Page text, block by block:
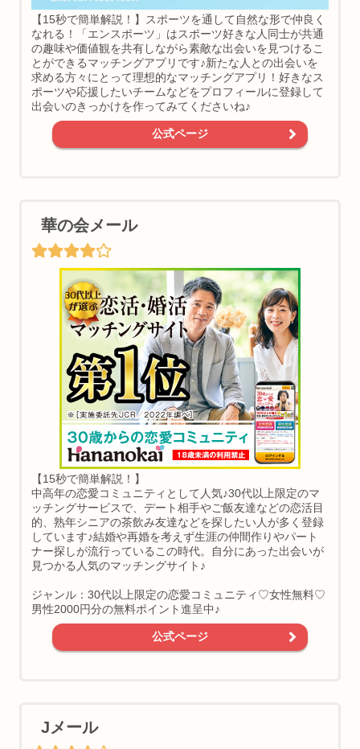
【15秒で簡単解説！】スポーツを通して自然な形で仲良く
なれる！「エンスポーツ」はスポーツ好きな人同士が共通
の趣味や価値観を共有しながら素敵な出会いを見つけるこ
とができるマッチングアプリです♪新たな人との出会いを
求める方々にとって理想的なマッチングアプリ！好きなス
ポーツや応援したいチームなどをプロフィールに登録して
出会いのきっかけを作ってみてくださいね♪
公式ページ
華の会メール
【15秒で簡単解説！】
中高年の恋愛コミュニティとして人気♪30代以上限定のマ
ッチングサービスで、デート相手やご飯友達などの恋活目
的、熟年シニアの茶飲み友達などを探したい人が多く登録
しています♪結婚や再婚を考えず生涯の仲間作りやパート
ナー探しが流行っているこの時代。自分にあった出会いが
見つかる人気のマッチングサイト♪
ジャンル：30代以上限定の恋愛コミュニティ♡女性無料♡
男性2000円分の無料ポイント進呈中♪
公式ページ
Jメール